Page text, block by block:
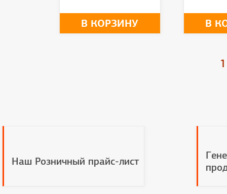
В КОРЗИНУ В
1
Наш Розничный прайс-лист